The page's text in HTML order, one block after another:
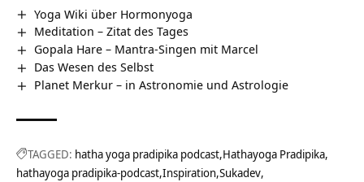
Yoga Wiki über Hormonyoga
Meditation – Zitat des Tages
Gopala Hare – Mantra-Singen mit Marcel
Das Wesen des Selbst
Planet Merkur – in Astronomie und Astrologie
TAGGED: hatha yoga pradipika podcast Hathayoga Pradipika
hathayoga pradipika-podcast Inspiration Sukadev